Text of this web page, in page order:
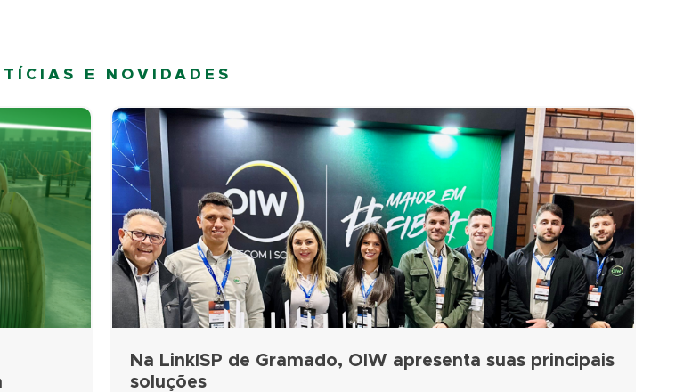
E NOVIDADES
Na LinkISP de Gramado, OIW apresenta suas principais
soluções